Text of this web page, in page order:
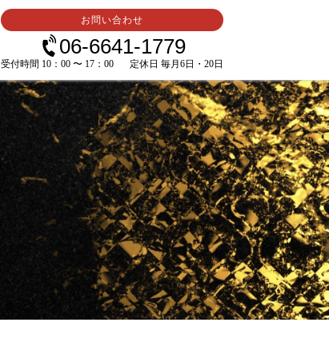
お問い合わせ
06-6641-1779
受付時間 10：00 〜 17：00 定休日 毎月6日・20日